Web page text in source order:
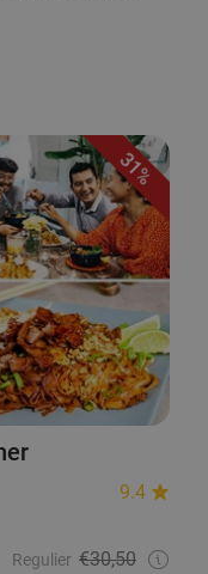
31%
9.4
Regulier €30,50